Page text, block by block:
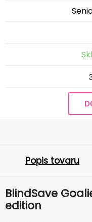
Popis tovaru
BlindSave
edition